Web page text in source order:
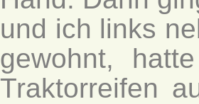
und ich links
gewohnt,
Traktorreifen